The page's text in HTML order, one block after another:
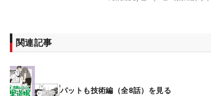
関連記事
パットも技術編（全8話）を見る